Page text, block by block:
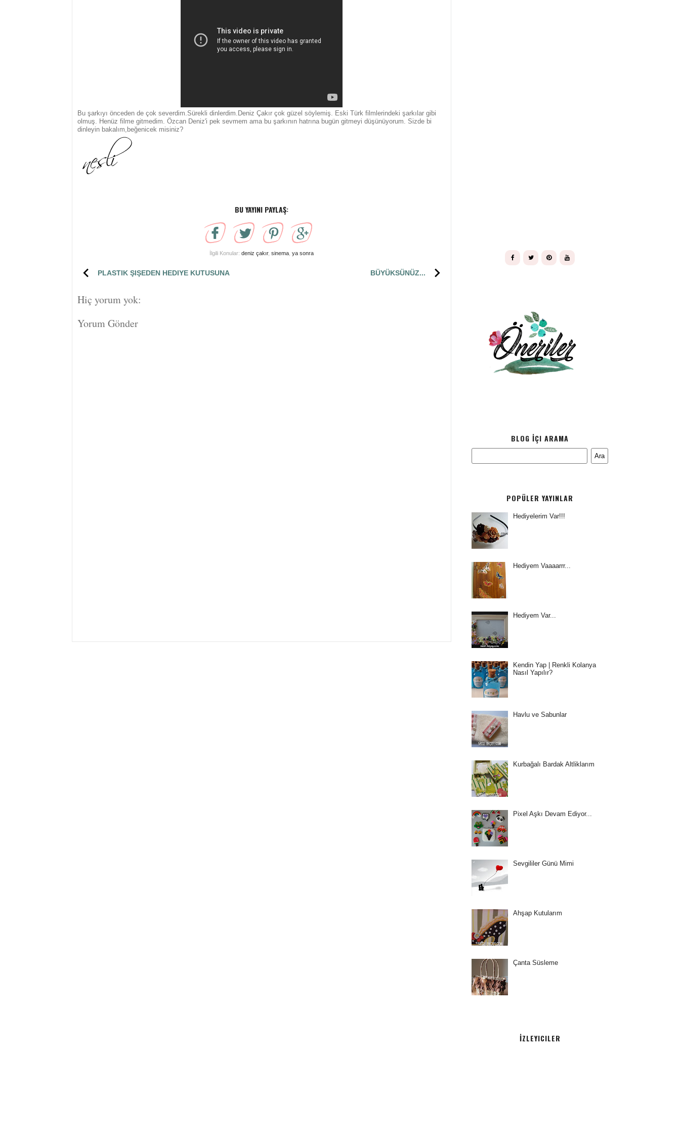
Bu şarkıyı önceden de çok severdim.Sürekli dinlerdim.Deniz Çakır çok güzel söylemiş. Eski Türk filmlerindeki şarkılar gibi
olmuş. Henüz filme gitmedim. Özcan Deniz'i pek sevmem ama bu şarkının hatrına bugün gitmeyi düşünüyorum. Sizde bi
dinleyin bakalım,beğenicek misiniz?
BU YAYINI PAYLAŞ:
İlgili Konular: deniz çakır, sinema ya sonra
PLASTIK ŞIŞEDEN HEDIYE KUTUSUNA BÜYÜKSÜNÜZ...
Hiç yorum yok:
Yorum Gönder
BLOG İÇI ARAMA
POPÜLER YAYINLAR
Hediyelerim Var!!!
Hediyem Vaaaarrr...
Hediyem Var...
Kendin Yap | Renkli Kolanya
Nasıl Yapılır?
Havlu ve Sabunlar
Kurbağalı Bardak Altliklarım
Pixel Aşkı Devam Ediyor...
Sevgililer Günü Mimi
Ahşap Kutularım
Çanta Süsleme
İZLEYICILER